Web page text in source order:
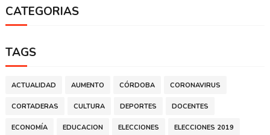
CATEGORIAS
TAGS
ACTUALIDAD AUMENTO CÓRDOBA CORONAVIRUS
CORTADERAS CULTURA DEPORTES DOCENTES
ECONOMÍA EDUCACION ELECCIONES ELECCIONES 2019